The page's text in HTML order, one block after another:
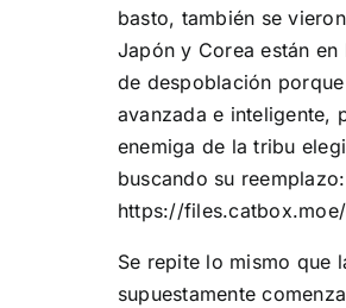
basto, también se
Japón y Corea están en
de despoblación
avanzada e inteligente,
enemiga de la tribu
buscando su reemplazo:
https://
Se repite lo mismo que
supuestamente